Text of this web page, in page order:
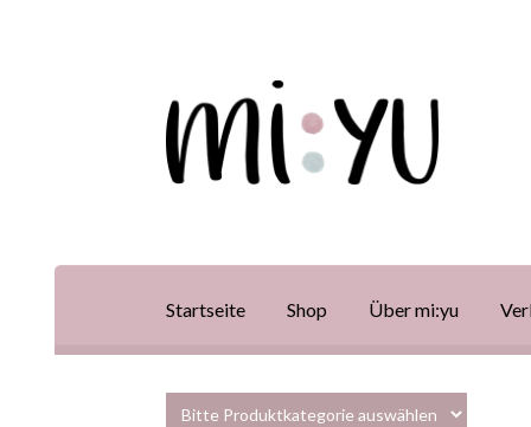
Startseite Shop Über mi:yu